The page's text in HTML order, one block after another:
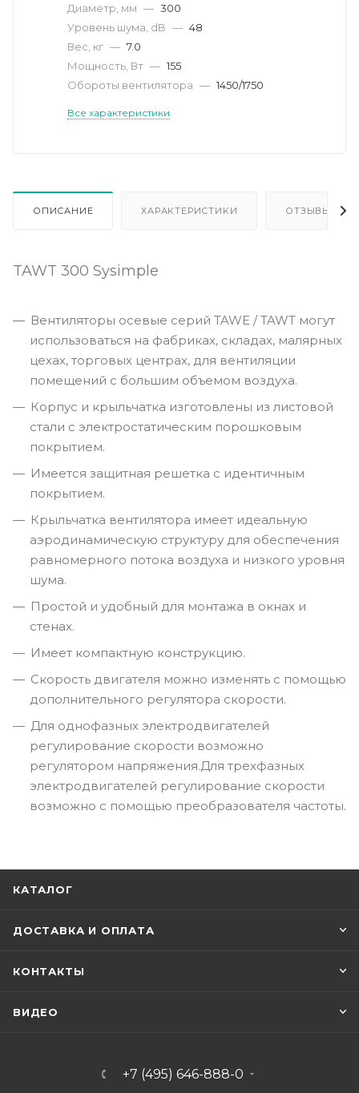
Диаметр, мм — 300
Уровень шума, dB — 48
Вес, кг — 7.0
Мощность, Вт — 155
Обороты вентилятора — 1450/1750
Все характеристики
ОПИСАНИЕ ХАРАКТЕРИСТИКИ ОТЗЫВЫ
TAWT 300 Sysimple
Вентиляторы осевые серий TAWE / TAWT могут
использоваться на фабриках, складах, малярных
цехах, торговых центрах, для вентиляции
помещений с большим объемом воздуха.
Корпус и крыльчатка изготовлены из листовой
стали с электростатическим порошковым
покрытием.
Имеется защитная решетка с идентичным
покрытием.
Крыльчатка вентилятора имеет идеальную
аэродинамическую структуру для обеспечения
равномерного потока воздуха и низкого уровня
шума.
Простой и удобный для монтажа в окнах и
стенах.
Имеет компактную конструкцию.
Скорость двигателя можно изменять с помощью
дополнительного регулятора скорости.
Для однофазных электродвигателей
регулирование скорости возможно
регулятором напряжения.Для трехфазных
электродвигателей регулирование скорости
возможно с помощью преобразователя частоты.
КАТАЛОГ
ДОСТАВКА И ОПЛАТА
КОНТАКТЫ
ВИДЕО
+7 (495) 646-888-0